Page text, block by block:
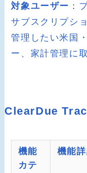
対象ユーザー ：
サブスクリプシ
管理したい米国
ー、家計管理に
ClearDue
機能
カテ
機能